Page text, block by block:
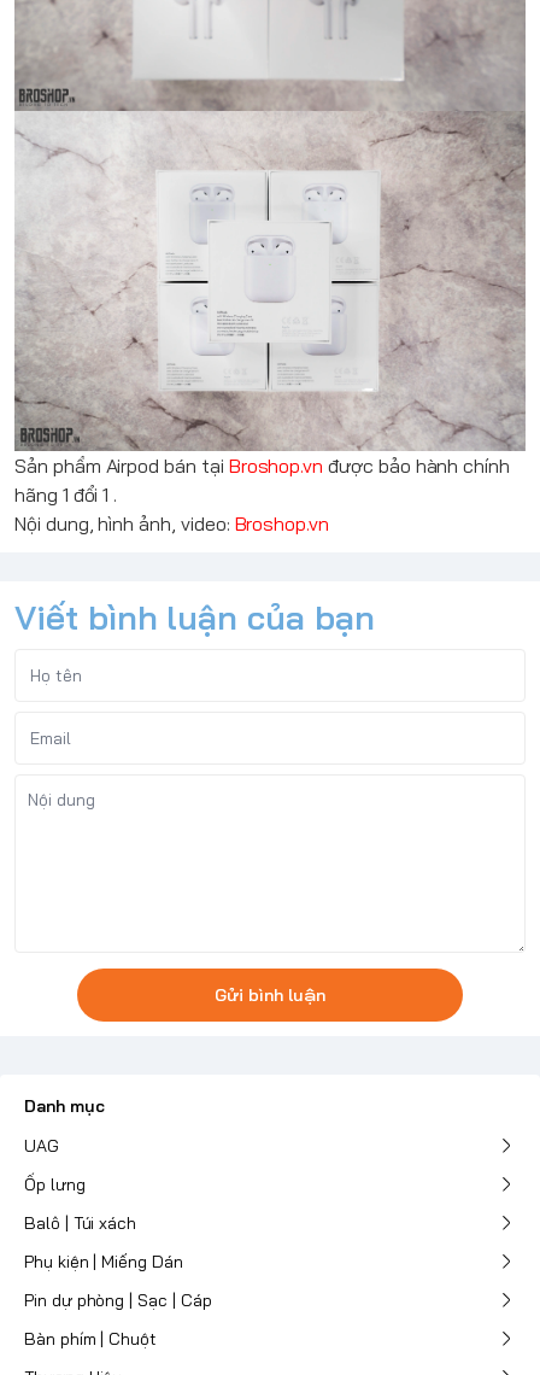
Sản phẩm Airpod bán tại Broshop.vn được bảo hành chính
hãng 1 đổi 1 .
Nội dung, hình ảnh, video: Broshop.vn
Viết bình luận của bạn
Gửi bình luận
Danh mục
UAG
Ốp lưng
Balô | Túi xách
Phụ kiện | Miếng Dán
Pin dự phòng | Sạc | Cáp
Bàn phím | Chuột